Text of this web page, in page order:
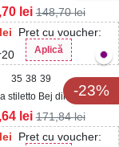
Intoarsa Yasma
lei
Pret cu voucher:
Aplică
lei 148,70lei
-23%
35 38 39
stiletto Bej din Satin Irisa
lei
Pret cu voucher:
lei 171,84lei